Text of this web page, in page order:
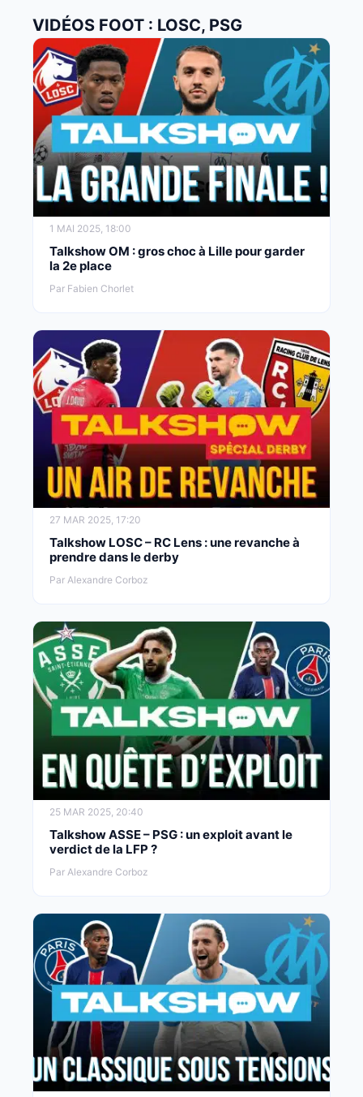
VIDÉOS FOOT : LOSC, PSG
1 MAI 2025, 18:00
Talkshow OM : gros choc à Lille pour garder
la 2e place
Par Fabien Chorlet
27 MAR 2025, 17:20
Talkshow LOSC – RC Lens : une revanche à
prendre dans le derby
Par Alexandre Corboz
25 MAR 2025, 20:40
Talkshow ASSE – PSG : un exploit avant le
verdict de la LFP ?
Par Alexandre Corboz